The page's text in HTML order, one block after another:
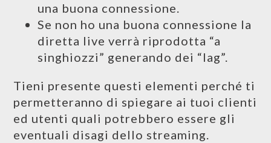
una buona connessione.
Se non ho una buona connessione la
diretta live verrà riprodotta “a
singhiozzi” generando dei “lag”.
Tieni presente questi elementi perché ti
permetteranno di spiegare ai tuoi clienti
ed utenti quali potrebbero essere gli
eventuali disagi dello streaming.